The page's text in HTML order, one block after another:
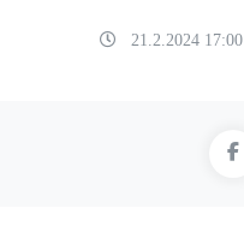
21.2.2024 17:00